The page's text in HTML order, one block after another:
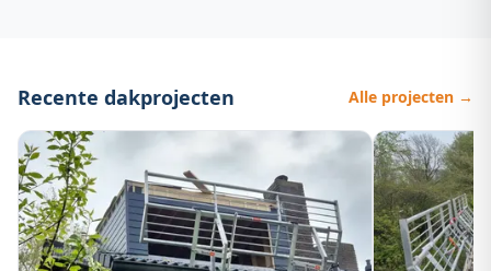
Recente dakprojecten Alle projecten →